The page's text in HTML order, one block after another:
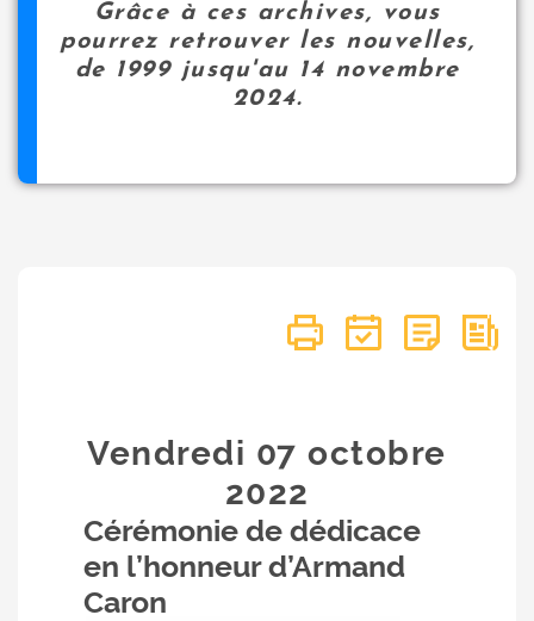
Grâce à ces archives, vous
pourrez retrouver les nouvelles,
de 1999 jusqu'au 14 novembre
2024.
Vendredi 07octobre
2022
Cérémonie de dédicace
en l’honneur d’Armand
Caron